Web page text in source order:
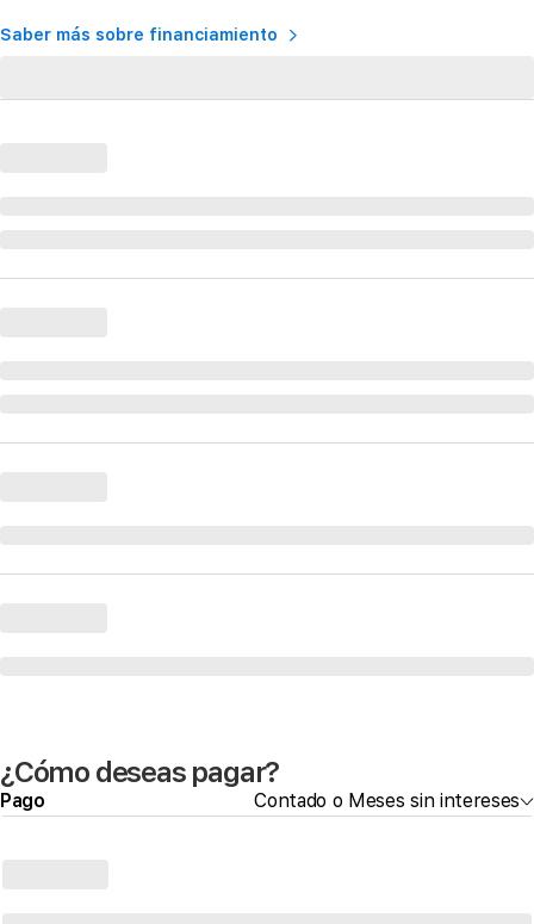
Saber más sobre financiamiento
¿Cómo deseas pagar?
Pago Contado o Meses sin intereses